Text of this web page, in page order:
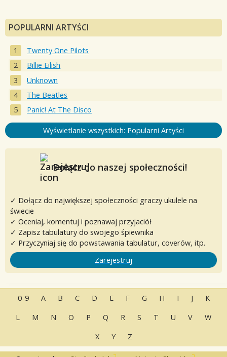
POPULARNI ARTYŚCI
Twenty One Pilots
Billie Eilish
Unknown
The Beatles
Panic! At The Disco
Wyświetlanie wszystkich: Popularni Artyści
Dołącz do naszej społeczności!
✓ Dołącz do największej społeczności graczy ukulele na
świecie
✓ Oceniaj, komentuj i poznawaj przyjaciół
✓ Zapisz tabulatury do swojego śpiewnika
✓ Przyczyniaj się do powstawania tabulatur, coverów, itp.
Zarejestruj
0-9 A B C D E F G H I J
K
L
M N O P Q R S T U V
W
X
Y Z